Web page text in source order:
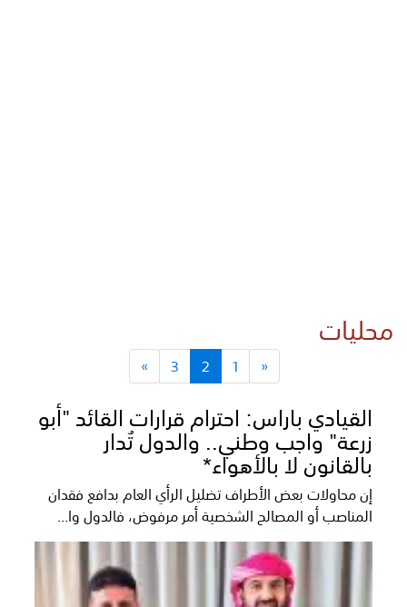
محليات
«
1
2
3
»
القيادي باراس: احترام قرارات القائد "أبو
زرعة" واجب وطني.. والدول تُدار
بالقانون لا بالأهواء*
إن محاولات بعض الأطراف تضليل الرأي العام بدافع فقدان
المناصب أو المصالح الشخصية أمر مرفوض، فالدول وا...